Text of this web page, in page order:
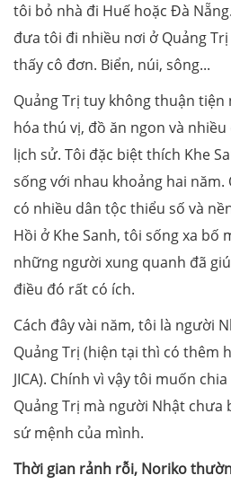
tôi bỏ nhà đi Huế hoặc Đà
đưa tôi đi nhiều nơi ở Quảng
thấy cô đơn. Biển, núi, sông...
Quảng Trị tuy không thuận
hóa thú vị, đồ ăn ngon và
lịch sử. Tôi đặc biệt thích Khe
sống với nhau khoảng hai năm.
có nhiều dân tộc thiểu số và
Hồi ở Khe Sanh, tôi sống xa bố
những người xung quanh đã
điều đó rất có ích.
Cách đây vài năm, tôi là người
Quảng Trị (hiện tại thì có thêm
JICA). Chính vì vậy tôi muốn
Quảng Trị mà người Nhật chưa
sứ mệnh của mình.
Thời gian rảnh rỗi, Noriko